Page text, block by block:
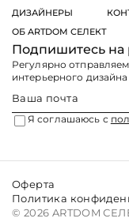
ДИЗАЙНЕРЫ
ОБ ARTDOM СЕЛЕКТ
Подпишитесь на
Регулярно
интерьерного дизайна
Я соглашаюсь с
© 2026 ARTDOM
Оферта
Политика